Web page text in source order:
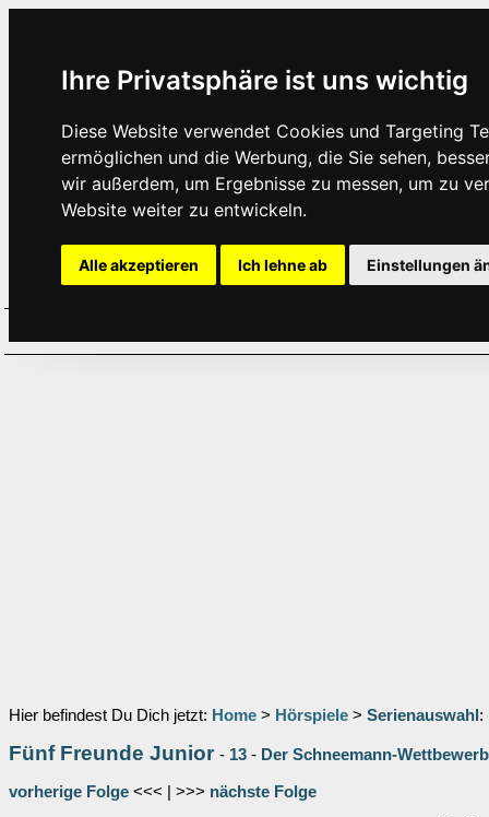
Ihre Privatsphäre ist uns wichtig
Diese Website verwendet Cookies und Targeting
ermöglichen und die Werbung, die Sie sehen,
wir außerdem, um Ergebnisse zu messen, um zu
Website weiter zu entwickeln.
Alle akzeptieren Ich lehne ab Einstellungen
Hier befindest Du Dich jetzt: Home > Hörspiele > Serienauswahl :
Fünf Freunde Junior - 13 - Der Schneemann-
vorherige Folge <<< | >>> nächste Folge